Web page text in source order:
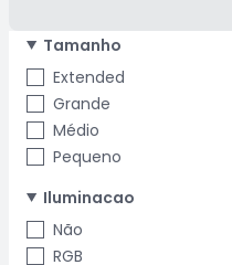
Tamanho
Extended
Grande
Médio
Pequeno
Iluminacao
Não
RGB